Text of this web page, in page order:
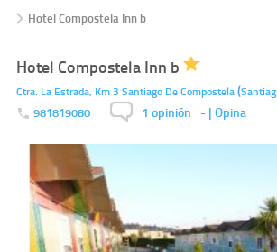
Hotel Compostela Inn b
Hotel Compostela Inn b
Ctra. La Estrada, Km 3 Santiago De Compostela(Santiag
981819080 1 opinión - | Opina